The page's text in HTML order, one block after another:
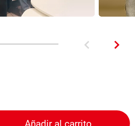
Añadir al carrito